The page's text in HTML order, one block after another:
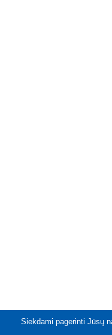
Siekdami pagerinti Jūsų